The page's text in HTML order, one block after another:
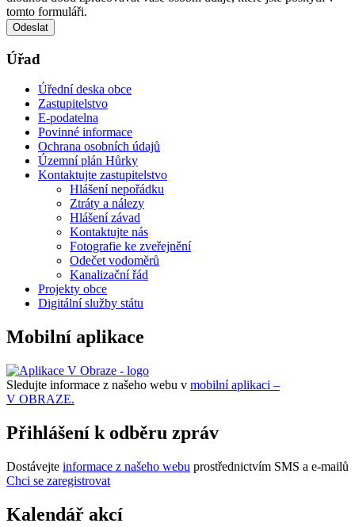
tomto formuláři.
Odeslat
Úřad
Úřední deska obce
Zastupitelstvo
E-podatelna
Povinné informace
Ochrana osobních údajů
Územní plán Hůrky
Kontaktujte zastupitelstvo
Hlášení nepořádku
Ztráty a nálezy
Hlášení závad
Kontaktujte nás
Fotografie ke zveřejnění
Odečet vodoměrů
Kanalizační řád
Projekty obce
Digitální služby státu
Mobilní aplikace
Sledujte informace z našeho webu v mobilní aplikaci –
V OBRAZE.
Přihlášení k odběru zpráv
Dostávejte informace z našeho webu prostřednictvím SMS a e-mailů
Chci se zaregistrovat
Kalendář akcí